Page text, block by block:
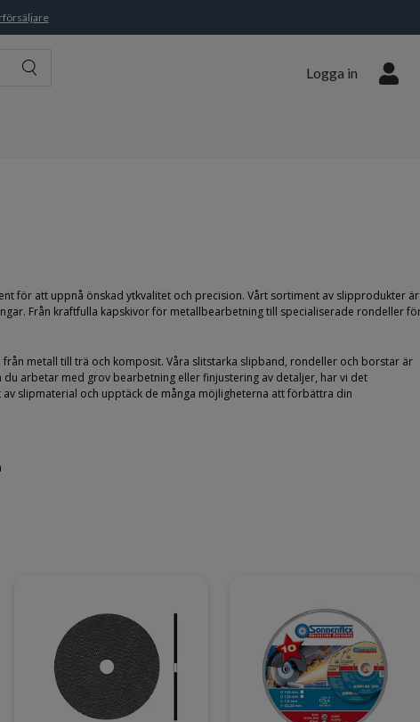
Logga in
för att uppnå önskad ytkvalitet och precision. Vårt sortiment av slipprodukter är
Från kraftfulla kapskivor för metallbearbetning till specialiserade rondeller
metall till trä och komposit. Våra slitstarka slipband, rondeller och borstar är
arbetar med grov bearbetning eller finjustering av detaljer, har vi det
slipmaterial och upptäck de många möjligheterna att förbättra din